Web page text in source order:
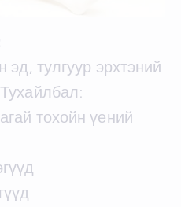
эд, тулгуур эрхтэний
тохойн үений